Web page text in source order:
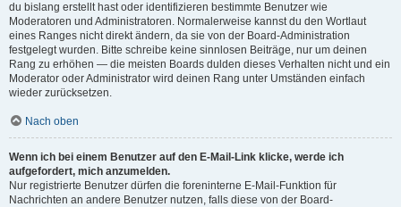
du bislang erstellt hast oder identifizieren bestimmte Benutzer wie
Moderatoren und Administratoren. Normalerweise kannst du den Wortlaut
eines Ranges nicht direkt ändern, da sie von der Board-Administration
festgelegt wurden. Bitte schreibe keine sinnlosen Beiträge, nur um deinen
Rang zu erhöhen — die meisten Boards dulden dieses Verhalten nicht und ein
Moderator oder Administrator wird deinen Rang unter Umständen einfach
wieder zurücksetzen.
Nach oben
Wenn ich bei einem Benutzer auf den E-Mail-Link klicke, werde ich
aufgefordert, mich anzumelden.
Nur registrierte Benutzer dürfen die foreninterne E-Mail-Funktion für
Nachrichten an andere Benutzer nutzen, falls diese von der Board-